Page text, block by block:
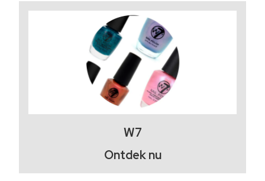
W7
Ontdek nu